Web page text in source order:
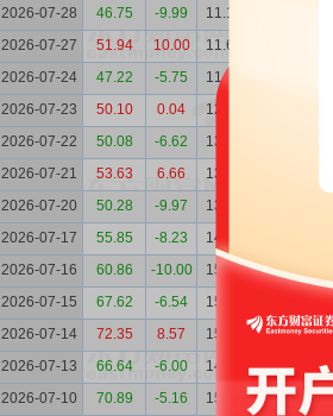
2026-07-28
46.75 -9.99 11.19亿
2026-07-27
51.94 10.00 11.68亿
2026-07-24
47.22 -5.75 11.64亿
2026-07-23
50.10 0.04 12.77亿
2026-07-22
50.08 -6.62 13.34亿
2026-07-21
53.63 6.66 13.49亿
2026-07-20
50.28 -9.97 13.83亿
2026-07-17
55.85 -8.23 14.24亿
2026-07-16
60.86 -10.00 15.70亿 1.54%
2026-07-15
67.62 -6.54 15.46亿
2026-07-14
72.35 8.57 15.17亿 1.25%
2026-07-13
66.64 -6.00 14.87亿 1.33%
2026-07-10
70.89 -5.16 15.52亿 1.30%